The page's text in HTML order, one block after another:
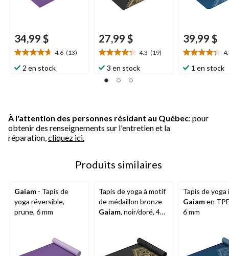
34,99 $
4.6 (13)
4.6
étoile(s)
2 en stock
27,99 $
4.3 (19)
4.3
étoile(s)
sur
3 en stock
39,99 $
4.3
étoile(s)
1 en stock
À l'attention des personnes résidant au Québec: pour
obtenir des renseignements sur l'entretien et la
réparation, cliquez ici.
Produits similaires
Gaiam - Tapis de
yoga réversible,
prune, 6 mm
Tapis de yoga à motif
de médaillon bronze
Gaiam, noir/doré, 4
Tapis de yoga
Gaiamen
6 mm